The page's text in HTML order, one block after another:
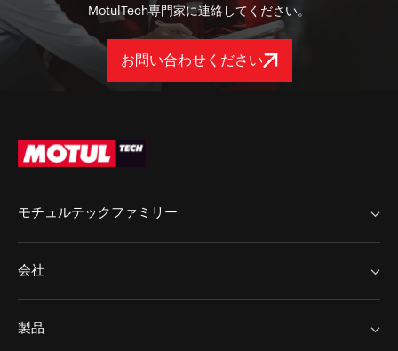
MotulTech専門家に連絡してください。
お問い合わせください
モチュルテックファミリー
会社
製品